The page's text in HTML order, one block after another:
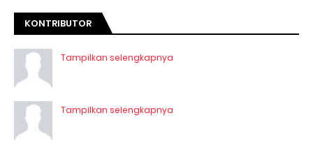
KONTRIBUTOR
Tampilkan selengkapnya
Tampilkan selengkapnya